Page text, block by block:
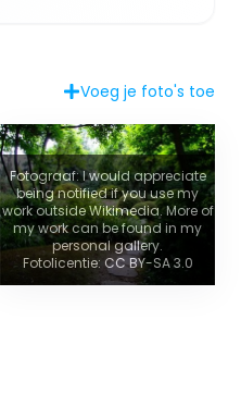
Voeg je foto's toe
Fotograaf: I would appreciate
being notified if you use my
work outside Wikimedia. More of
my work can be found in my
personal gallery.
Fotolicentie: CC BY-SA 3.0